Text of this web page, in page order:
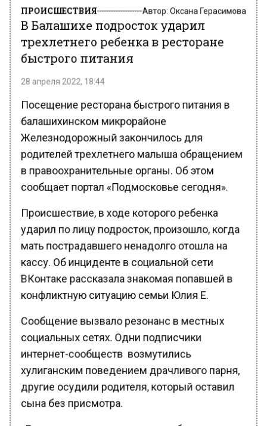
В Балашихе подросток ударил
трехлетнего ребенка в ресторане
быстрого питания
Посещение ресторана быстрого питания в
балашихинском микрорайоне
Железнодорожный закончилось для
родителей трехлетнего малыша обращением
в правоохранительные органы. Об этом
сообщает портал «Подмосковье сегодня».
Происшествие, в ходе которого ребенка
ударил по лицу подросток, произошло, когда
мать пострадавшего ненадолго отошла на
кассу. Об инциденте в социальной сети
ВКонтаке рассказала знакомая попавшей в
конфликтную ситуацию семьи Юлия Е.
Сообщение вызвало резонанс в местных
социальных сетях. Одни подписчики
интернет-сообществ возмутились
хулиганским поведением драчливого парня,
другие осудили родителя, который оставил
сына без присмотра.